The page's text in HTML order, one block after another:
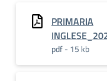
PRIMARIA
pdf - 15 kb